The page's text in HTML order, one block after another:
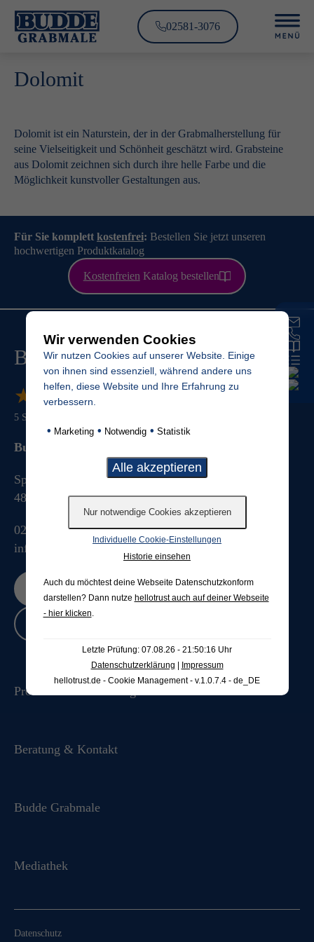
02581-3076
Dolomit
Dolomit ist ein Naturstein, der in der Grabmalherstellung für
seine Vielseitigkeit und Schönheit geschätzt wird. Grabsteine
aus Dolomit zeichnen sich durch ihre helle Farbe und die
Möglichkeit kunstvoller Gestaltungen aus.
Für Sie komplett kostenfrei: Bestellen Sie jetzt unseren
hochwertigen Produktkatalog
Kostenfreien Katalog bestellen
Budde Grabmale
★
★★★★
★ ★★★★
5 Sterne von
Budde Grabmale GmbH & Co. KG
info@budde-grabmale.de
025813076
Splieterstrasse 41
48231
Warendorf
Jetzt bewerten
Produkte & Ausstellung
Beratung & Kontakt
Budde Grabmale
Mediathek
Datenschutz
Wir verwenden Cookies
Wir nutzen Cookies auf unserer Website. Einige
von ihnen sind essenziell, während andere uns
helfen, diese Website und Ihre Erfahrung zu
verbessern.
• Marketing • Notwendig • Statistik
Individuelle Cookie-Einstellungen
Historie einsehen
Auch du möchtest deine Webseite Datenschutzkonform
darstellen? Dann nutze hellotrust auch auf deiner Webseite
- hier klicken.
Letzte Prüfung: 07.08.26 - 21:50:16 Uhr
Datenschutzerklärung
Impressum
hellotrust.de - Cookie Management - v.1.0.7.4 - de_DE